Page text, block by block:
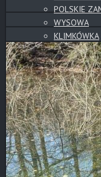
POLSKIE
WYSOWA
KLIMKÓWKA
LOTY
FAUNA,
CMENTARZE
POCZTÓWKI
POZOSTAŁE
KOPALNIE
KOLEJ
NOCNE
WYSOWA
GORLICE